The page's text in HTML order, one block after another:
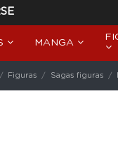
MANGA
Figuras Sagas figuras